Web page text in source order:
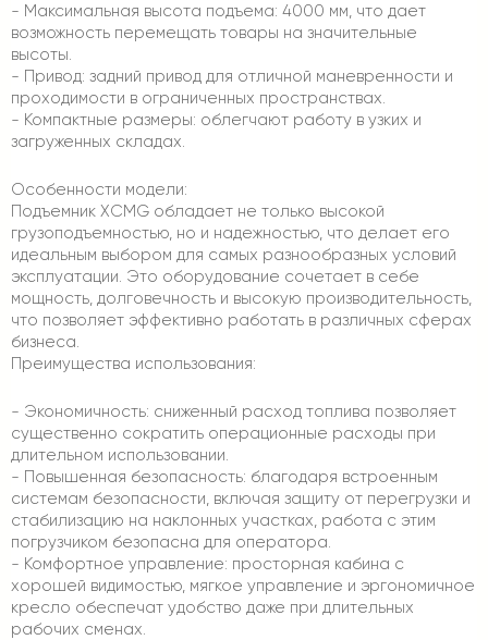
- Максимальная высота подъема: 4000 мм, что дает
возможность перемещать товары на значительные
высоты.
- Привод: задний привод для отличной маневренности и
проходимости в ограниченных пространствах.
- Компактные размеры: облегчают работу в узких и
загруженных складах.
Особенности модели:
Подъемник XCMG обладает не только высокой
грузоподъемностью, но и надежностью, что делает его
идеальным выбором для самых разнообразных условий
эксплуатации. Это оборудование сочетает в себе
мощность, долговечность и высокую производительность,
что позволяет эффективно работать в различных сферах
бизнеса.
Преимущества использования:
- Экономичность: сниженный расход топлива позволяет
существенно сократить операционные расходы при
длительном использовании.
- Повышенная безопасность: благодаря встроенным
системам безопасности, включая защиту от перегрузки и
стабилизацию на наклонных участках, работа с этим
погрузчиком безопасна для оператора.
- Комфортное управление: просторная кабина с
хорошей видимостью, мягкое управление и эргономичное
кресло обеспечат удобство даже при длительных
рабочих сменах.